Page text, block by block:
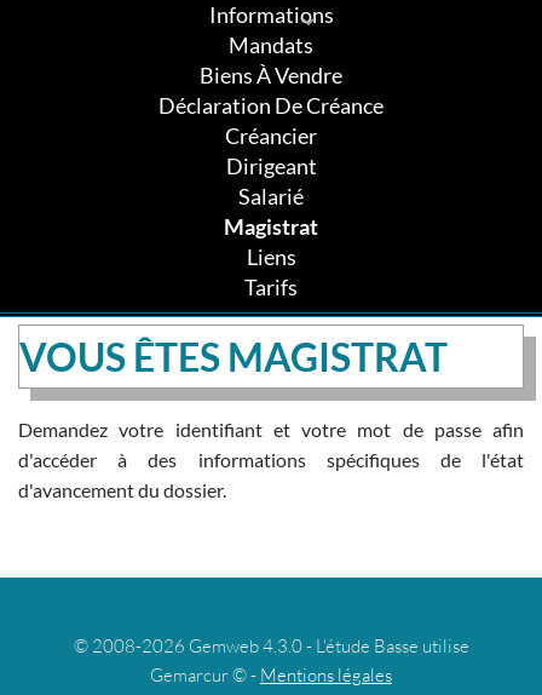
Informations
Mandats
Biens À Vendre
Déclaration De Créance
Créancier
Dirigeant
Salarié
Magistrat
Liens
Tarifs
VOUS ÊTES MAGISTRAT
Demandez votre identifiant et votre mot de passe afin
d'accéder à des informations spécifiques de l'état
d'avancement du dossier.
© 2008-2026 Gemweb 4.3.0 - L'étude Basse utilise
Gemarcur © - Mentions légales